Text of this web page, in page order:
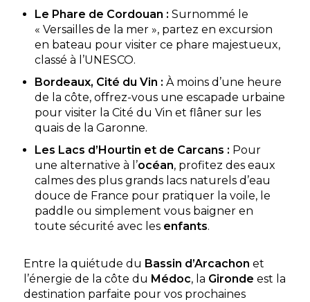
Le Phare de Cordouan : Surnommé le
« Versailles de la mer », partez en excursion
en bateau pour visiter ce phare majestueux,
classé à l’UNESCO.
Bordeaux, Cité du Vin : À moins d’une heure
de la côte, offrez-vous une escapade urbaine
pour visiter la Cité du Vin et flâner sur les
quais de la Garonne.
Les Lacs d’Hourtin et de Carcans : Pour
une alternative à l’océan, profitez des eaux
calmes des plus grands lacs naturels d’eau
douce de France pour pratiquer la voile, le
paddle ou simplement vous baigner en
toute sécurité avec les enfants.
Entre la quiétude du Bassin d’Arcachon et
l’énergie de la côte du Médoc, la Gironde est la
destination parfaite pour vos prochaines
Camping Saint Emilion
Saint-Émilion, Gironde , Nouvelle-Aquitaine
Aucune information tarifaire disponible
Découvrir
Camping Le Palace